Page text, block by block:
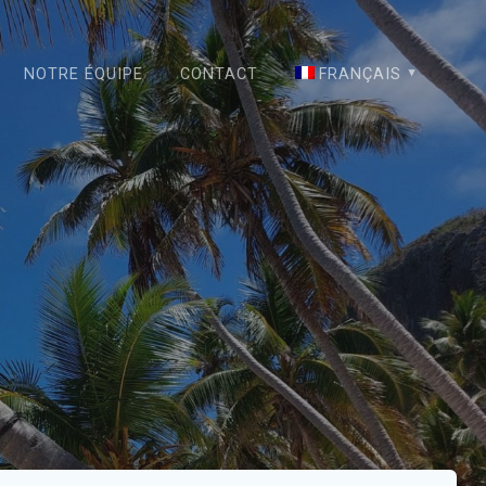
NOTRE ÉQUIPE CONTACT FRANÇAIS
English
Español